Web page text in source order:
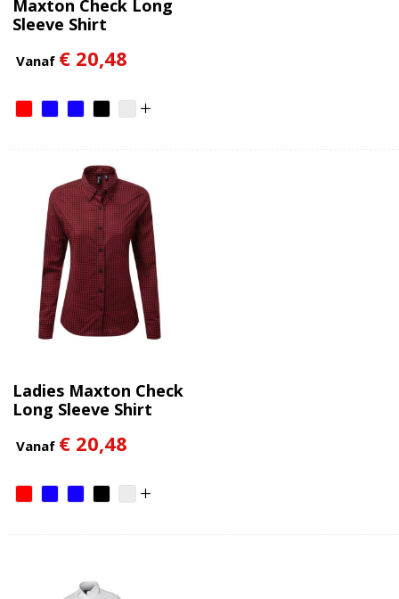
Maxton Check Long
Sleeve Shirt
Vanaf € 20,48
Ladies Maxton Check
Long Sleeve Shirt
Vanaf € 20,48